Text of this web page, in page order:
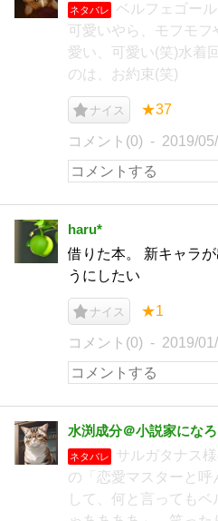
ネタバレ
ベルフェゴー
可愛いやら、モフモ
愛い、可愛い(笑)水着
のは、お約束(笑)
ナイス ★37
コメント(0) 2019/
haru*
借りた本。 新キャラ
うにしたい
ナイス ★1
コメント(0) 2019/
水渕成分＠小説家にな
ネタバレ
サルガタナス
の「恋愛マスターと
して、何と言っても